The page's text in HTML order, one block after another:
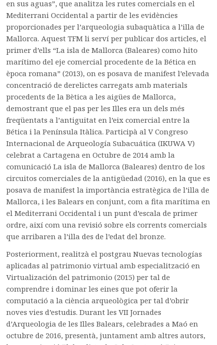
en sus aguas”, que analitza les rutes comercials en el
Mediterrani Occidental a partir de les evidències
proporcionades per l’arqueologia subaquàtica a l’illa de
Mallorca. Aquest TFM li serví per publicar dos articles, el
primer d’ells “La isla de Mallorca (Baleares) como hito
marítimo del eje comercial procedente de la Bética en
època romana” (2013), on es posava de manifest l’elevada
concentració de derelictes carregats amb materials
procedents de la Bètica a les aigües de Mallorca,
demostrant que el pas per les Illes era un dels més
freqüentats a l’antiguitat en l’eix comercial entre la
Bética i la Península Itàlica. Participà al V Congreso
Internacional de Arqueología Subacuática (IKUWA V)
celebrat a Cartagena en Octubre de 2014 amb la
comunicació La isla de Mallorca (Baleares) dentro de los
circuitos comerciales de la antigüedad (2016), en la que es
posava de manifest la importància estratègica de l’illa de
Mallorca, i les Balears en conjunt, com a fita marítima en
el Mediterrani Occidental i un punt d’escala de primer
ordre, així com una revisió sobre els corrents comercials
que arribaren a l’illa des de l’edat del bronze.
Posteriorment, realitzà el postgrau Nuevas tecnologías
aplicadas al patrimonio virtual amb especialització en
Virtualización del patrimonio (2015) per tal de
comprendre i dominar les eines que pot oferir la
computació a la ciència arqueològica per tal d’obrir
noves vies d’estudis. Durant les VII Jornades
d’Arqueologia de les Illes Balears, celebrades a Maó en
octubre de 2016, presentà, juntament amb altres autors,